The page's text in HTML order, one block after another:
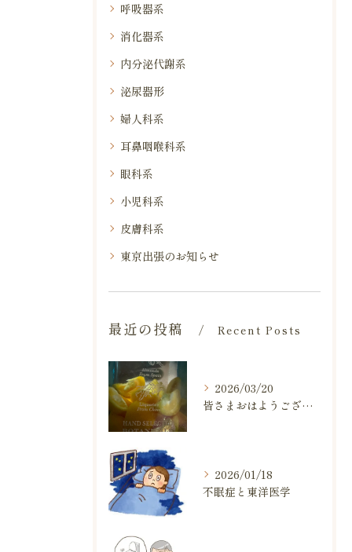
呼吸器系
消化器系
内分泌代謝系
泌尿器形
婦人科系
耳鼻咽喉科系
眼科系
小児科系
皮膚科系
東京出張のお知らせ
最近の投稿 Recent Posts
2026/03/20
皆さまおはようございます
2026/01/18
不眠症と東洋医学